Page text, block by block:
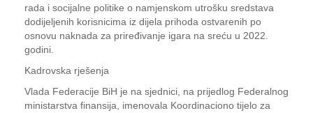
rada i socijalne politike o namjenskom utrošku sredstava
dodijeljenih korisnicima iz dijela prihoda ostvarenih po
osnovu naknada za priređivanje igara na sreću u 2022.
godini.
Kadrovska rješenja
Vlada Federacije BiH je na sjednici, na prijedlog Federalnog
ministarstva finansija, imenovala Koordinaciono tijelo za